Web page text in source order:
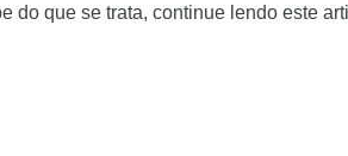
do que se trata, continue lendo este